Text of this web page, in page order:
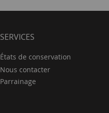
SERVICES
États de conservation
Nous contacter
Parrainage